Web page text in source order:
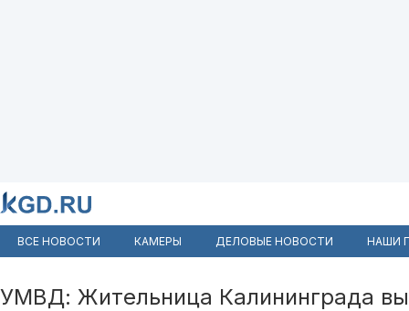
ВСЕ НОВОСТИ КАМЕРЫ ДЕЛОВЫЕ НОВОСТИ НАШИ
УМВД: Жительница Калининграда